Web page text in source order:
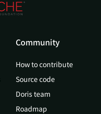
Community
How to contribute
Source code
Doris team
Roadmap